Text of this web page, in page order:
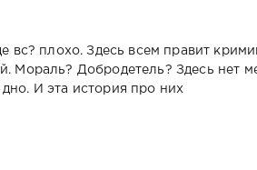
вс? плохо. Здесь всем правит
Мораль? Добродетель? Здесь нет
И эта история про них